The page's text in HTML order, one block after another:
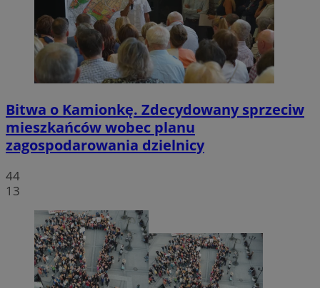
Bitwa o Kamionkę. Zdecydowany sprzeciw
mieszkańców wobec planu
zagospodarowania dzielnicy
44
13